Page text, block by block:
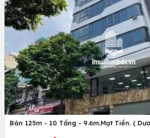
Bán 125m - 10 Tầng - 9.6m.Mạt Tiền. (